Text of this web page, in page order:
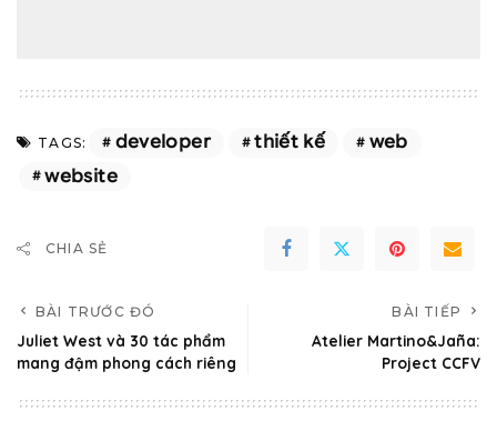
TAGS: developer thiết kế
web
website
CHIA SẺ
BÀI TRƯỚC ĐÓ
Juliet West và 30 tác phẩm
mang đậm phong cách riêng
BÀI TIẾP
Atelier Martino&Jaña:
Project CCFV